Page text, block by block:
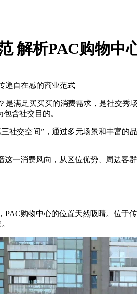
解析PAC购物中
递自在感的商业范式
是满足买买买的消费需求，是社交秀
含社交目的。
社交空间”，通过多元场景和丰富的
一消费风向，从区位优势、周边客
PAC购物中心的位置天然吸睛。位